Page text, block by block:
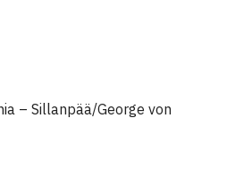
– Sillanpää/George von